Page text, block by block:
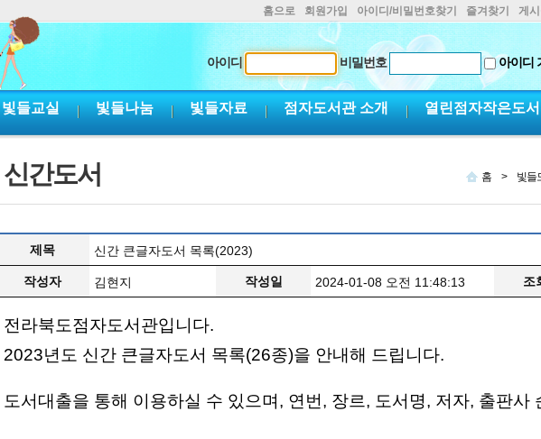
홈으로 회원가입 아이디/비밀번호찾기 즐겨찾기 게
아이디 비밀번호 아이디
빛들교실 빛들나눔 빛들자료 점자도서관 소개 열린점자작은도
홈 > 빛들
신간도서
제목 신간 큰글자도서 목록(2023)
작성자 김현지 작성일 2024-01-08 오전 11:48:13 조
전라북도점자도서관입니다.
2023년도 신간 큰글자도서 목록(26종)을 안내해 드립니다.
도서대출을 통해 이용하실 수 있으며, 연번, 장르, 도서명, 저자, 출판사